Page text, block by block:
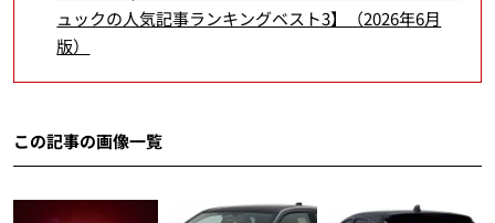
ュックの人気記事ランキングベスト3】（2026年6月
版）
この記事の画像一覧